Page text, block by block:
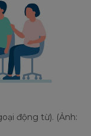
động từ). (Ảnh: